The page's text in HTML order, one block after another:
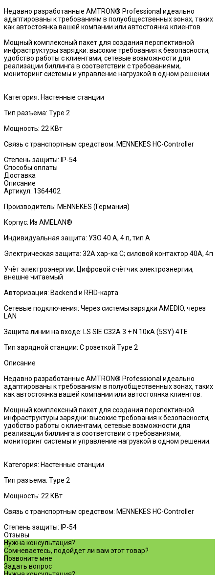
Недавно разработанные AMTRON® Professional идеально
адаптированы к требованиям в полуобщественных зонах, таких
как автостоянка вашей компании или автостоянка клиентов.
Мощный комплексный пакет для создания перспективной
инфраструктуры зарядки: высокие требования к безопасности,
удобство работы с клиентами, сетевые возможности для
реализации биллинга в соответствии с требованиями,
мониторинг системы и управление нагрузкой в одном решении.
Категория: Настенные станции
Тип разъема: Type 2
Мощность: 22 КВт
Связь с транспортным средством: MENNEKES HC-Controller
Степень защиты: IP-54
Способы оплаты
Доставка
Описание
Артикул: 1364402
Производитель: MENNEKES (Германия)
Корпус: Из AMELAN®
Индивидуальная защита: УЗО 40 A, 4 п, тип А
Электрическая защита: 32А хар-ка С; силовой контактор 40А, 4п
Учёт электроэнергии: Цифровой счётчик электроэнергии,
внешне читаемый
Авторизация: Backend и RFID-карта
Сетевые подключения: Через системы зарядки AMEDIO, через
LAN
Защита линии на входе: LS SIE C32A 3 + N 10кА (5SY) 4TE
Тип зарядной станции: C розеткой Type 2
Описание
Недавно разработанные AMTRON® Professional идеально
адаптированы к требованиям в полуобщественных зонах, таких
как автостоянка вашей компании или автостоянка клиентов.
Мощный комплексный пакет для создания перспективной
инфраструктуры зарядки: высокие требования к безопасности,
удобство работы с клиентами, сетевые возможности для
реализации биллинга в соответствии с требованиями,
мониторинг системы и управление нагрузкой в одном решении.
Категория: Настенные станции
Тип разъема: Type 2
Мощность: 22 КВт
Связь с транспортным средством: MENNEKES HC-Controller
Степень защиты: IP-54
Отзывы
Нужна консультация?
Сомневаетесь, подойдет ли вам этот товар?
Позвоните мне
Задать вопрос